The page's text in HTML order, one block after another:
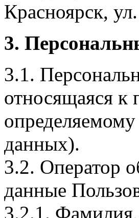
Красноярск,
3.
3.1.
относящаяся к
данных).
3.2. Оператор
данные
3.2.1.